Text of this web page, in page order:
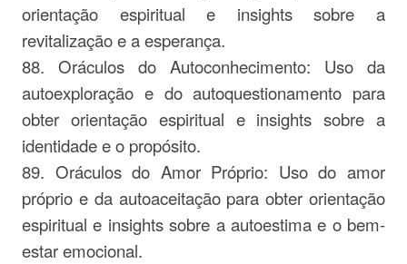
orientação espiritual e insights sobre a
revitalização e a esperança.
88. Oráculos do Autoconhecimento: Uso da
autoexploração e do autoquestionamento para
obter orientação espiritual e insights sobre a
identidade e o propósito.
89. Oráculos do Amor Próprio: Uso do amor
próprio e da autoaceitação para obter orientação
espiritual e insights sobre a autoestima e o bem-
estar emocional.